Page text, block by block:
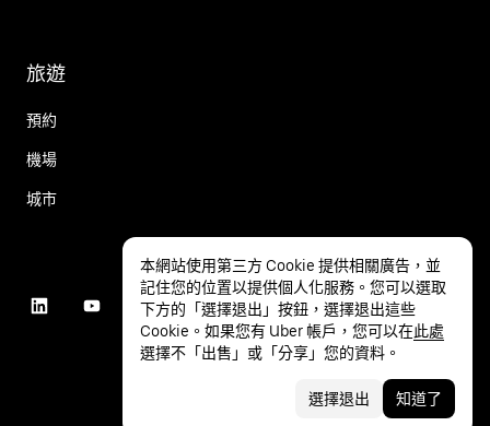
旅遊
預約
機場
城市
本網站使用第三方 Cookie 提供相關廣告，並
記住您的位置以提供個人化服務。您可以選取
下方的「選擇退出」按鈕，選擇退出這些
Cookie。如果您有 Uber 帳戶，您可以在此處
選擇不「出售」或「分享」您的資料。
選擇退出 知道了